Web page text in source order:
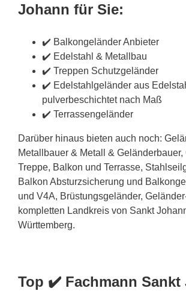
Johann für Sie:
✔️ Balkongeländer Anbieter
✔️ Edelstahl & Metallbau
✔️ Treppen Schutzgeländer
✔️ Edelstahlgeländer aus
pulverbeschichtet nach Maß
✔️ Terrassengeländer
Darüber hinaus bieten auch noch:
Metallbauer & Metall & Geländerbauer,
Treppe, Balkon und Terrasse,
Balkon Absturzsicherung und
und V4A, Brüstungsgeländer,
kompletten Landkreis von Sankt
Württemberg.
Top ✔️ Fachmann Sankt